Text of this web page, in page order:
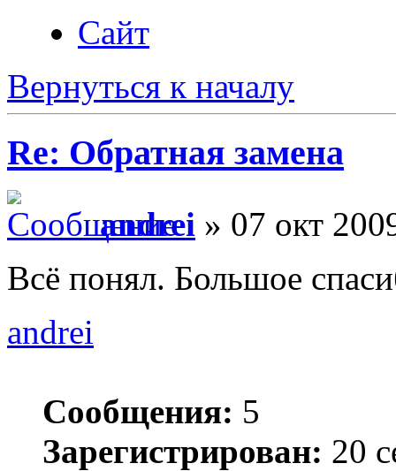
Сайт
Вернуться к началу
Re: Обратная замена
andrei » 07 окт
Всё понял. Большое
andrei
Сообщения: 5
Зарегистрирован: 20